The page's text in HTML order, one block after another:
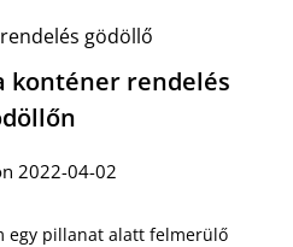
konténer rendelés
2022-04-02
egy pillanat alatt felmerülő